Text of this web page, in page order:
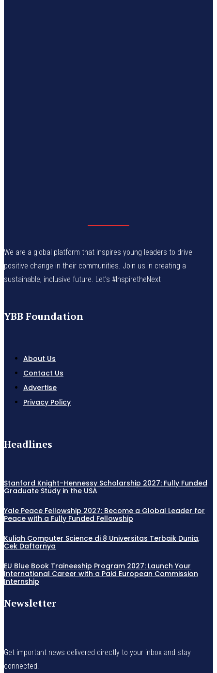
We are a global platform that inspires young leaders to drive
positive change in their communities. Join us in creating a
sustainable, inclusive future. Let’s #InspiretheNext
YBB Foundation
About Us
Contact Us
Advertise
Privacy Policy
Headlines
Stanford Knight-Hennessy Scholarship 2027: Fully Funded
Graduate Study in the USA
Yale Peace Fellowship 2027: Become a Global Leader for
Peace with a Fully Funded Fellowship
Kuliah Computer Science di 8 Universitas Terbaik Dunia,
Cek Daftarnya
EU Blue Book Traineeship Program 2027: Launch Your
International Career with a Paid European Commission
Internship
Newsletter
Get important news delivered directly to your inbox and stay
connected!